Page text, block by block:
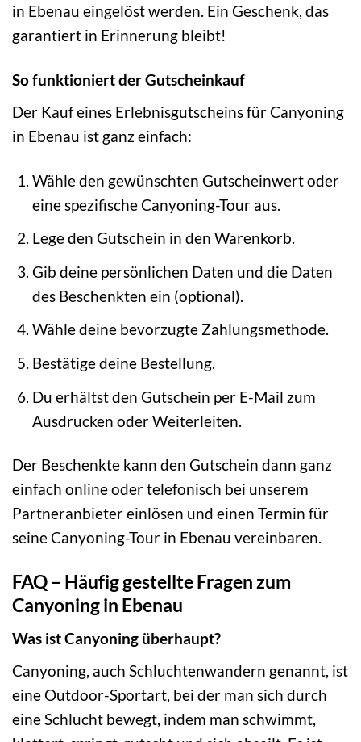
in Ebenau eingelöst werden. Ein Geschenk, das
garantiert in Erinnerung bleibt!
So funktioniert der Gutscheinkauf
Der Kauf eines Erlebnisgutscheins für Canyoning
in Ebenau ist ganz einfach:
Wähle den gewünschten Gutscheinwert oder
eine spezifische Canyoning-Tour aus.
Lege den Gutschein in den Warenkorb.
Gib deine persönlichen Daten und die Daten
des Beschenkten ein (optional).
Wähle deine bevorzugte Zahlungsmethode.
Bestätige deine Bestellung.
Du erhältst den Gutschein per E-Mail zum
Ausdrucken oder Weiterleiten.
Der Beschenkte kann den Gutschein dann ganz
einfach online oder telefonisch bei unserem
Partneranbieter einlösen und einen Termin für
seine Canyoning-Tour in Ebenau vereinbaren.
FAQ – Häufig gestellte Fragen zum
Canyoning in Ebenau
Was ist Canyoning überhaupt?
Canyoning, auch Schluchtenwandern genannt, ist
eine Outdoor-Sportart, bei der man sich durch
eine Schlucht bewegt, indem man schwimmt,